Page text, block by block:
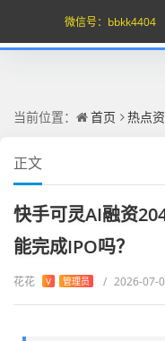
当前位置： 首页 热点
正文
快手可灵AI融资
能完成IPO吗？
花花 V 管理员 / 2026-07-
微信号： bbkk4404